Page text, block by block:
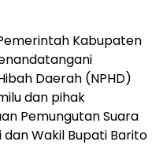
Kabupaten
Daerah (NPHD)
dan pihak
Pemungutan Suara
dan Wakil Bupati Barito